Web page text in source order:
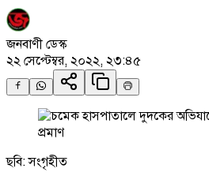
জনবাণী ডেস্ক
২২ সেপ্টেম্বর, ২০২২, ২৩:৪৫
ছবি: সংগৃহীত